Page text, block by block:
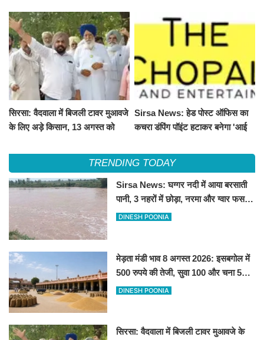
सिरसा: वैदवाला में बिजली टावर मुआवजे
के लिए अड़े किसान, 13 अगस्त को
Sirsa News: हेड पोस्ट ऑफिस का
कचरा डंपिंग पॉइंट हटाकर बनेगा 'आई
TRENDING TODAY
Sirsa News: घग्गर नदी में आया बरसाती
पानी, 3 नहरों में छोड़ा, नरमा और ग्वार फसल
को फायदा
DINESH POONIA
मेड़ता मंडी भाव 8 अगस्त 2026: इसबगोल में
500 रुपये की तेजी, सुवा 100 और चना 50
रूपए मंदे
DINESH POONIA
सिरसा: वैदवाला में बिजली टावर मुआवजे के